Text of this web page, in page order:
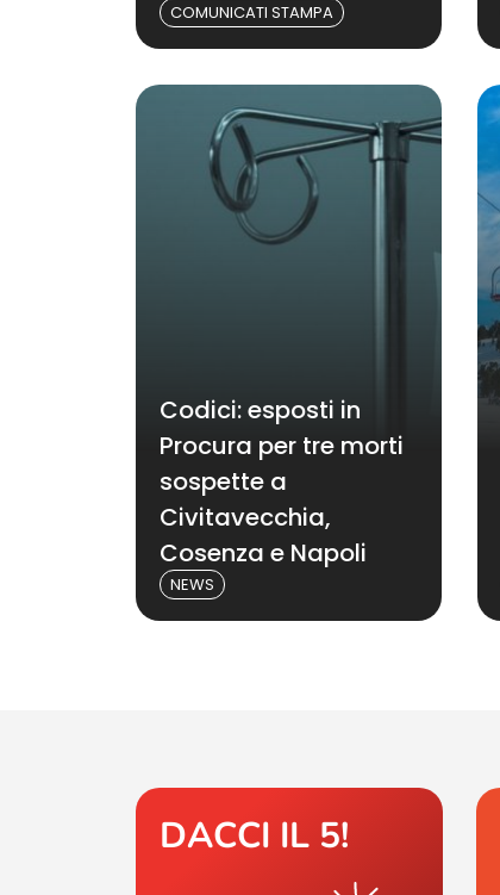
COMUNICATI STAMPA
Codici: esposti in
Procura per tre morti
sospette a
Civitavecchia,
Cosenza e Napoli
NEWS
DACCI IL 5!